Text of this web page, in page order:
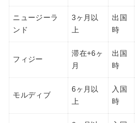
ニュージーラ
ンド
3ヶ月以
上
出国
時
フィジー
滞在+6ヶ
月
出国
時
モルディブ
6ヶ月以
上
入国
時